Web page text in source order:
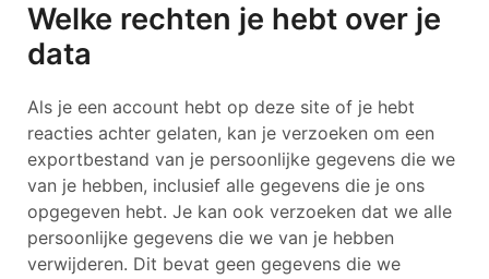
Welke rechten je hebt over je
data
Als je een account hebt op deze site of je hebt
reacties achter gelaten, kan je verzoeken om een
exportbestand van je persoonlijke gegevens die we
van je hebben, inclusief alle gegevens die je ons
opgegeven hebt. Je kan ook verzoeken dat we alle
persoonlijke gegevens die we van je hebben
verwijderen. Dit bevat geen gegevens die we